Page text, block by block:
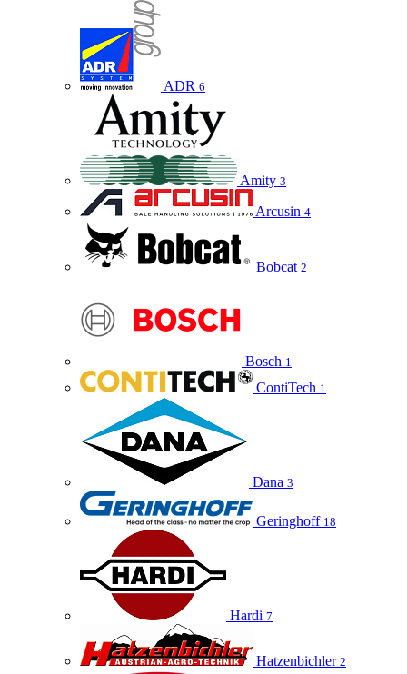
ADR 6
Amity 3
Arcusin 4
Bobcat 2
Bosch 1
ContiTech 1
Dana 3
Geringhoff 18
Hardi 7
Hatzenbichler 2